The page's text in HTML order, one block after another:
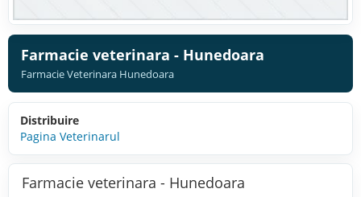
Farmacie veterinara - Hunedoara
Farmacie Veterinara Hunedoara
Distribuire
Pagina Veterinarul
Farmacie veterinara - Hunedoara